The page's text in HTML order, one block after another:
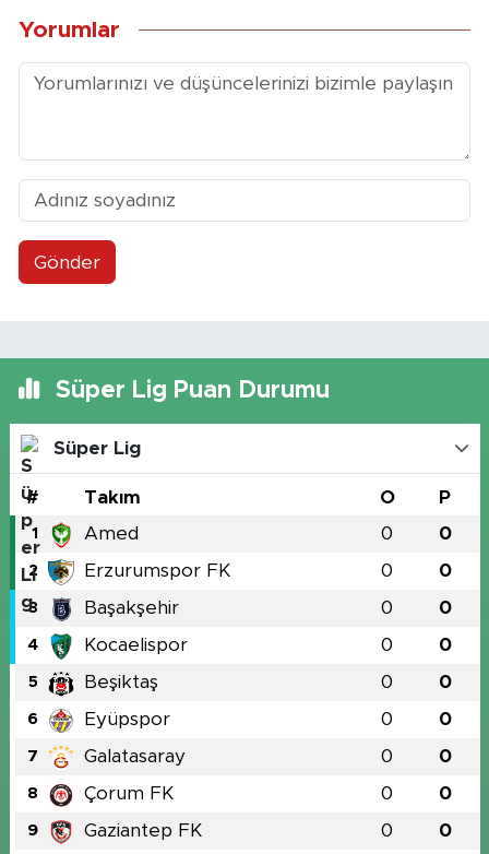
Yorumlar
Gönder
Süper Lig Puan Durumu
Süper Lig
# Takım O P
1 Amed 0 0
2 Erzurumspor FK 0 0
3 Başakşehir 0 0
4 Kocaelispor 0 0
5 Beşiktaş 0 0
6 Eyüpspor 0 0
7 Galatasaray 0 0
8 Çorum FK 0 0
9 Gaziantep FK 0 0